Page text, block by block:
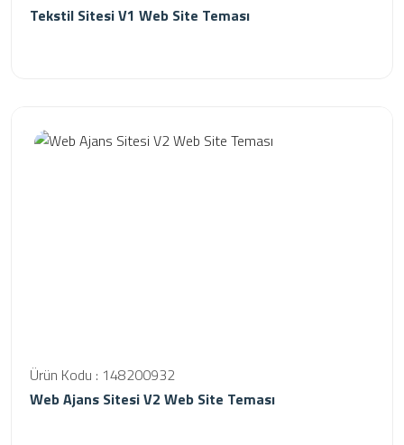
Tekstil Sitesi V1 Web Site Teması
Ürün Kodu : 148200932
Web Ajans Sitesi V2 Web Site Teması